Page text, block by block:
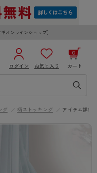
オンラインショップ］
ログイン お気に入り カート
0
で送料無料
員登録
グ 柄ストッキング アイテム詳細